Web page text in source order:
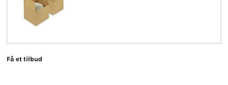
Få et tilbud